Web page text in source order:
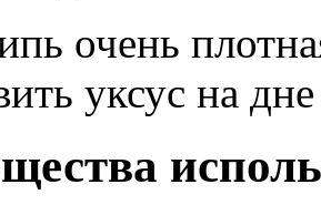
очень
уксус на